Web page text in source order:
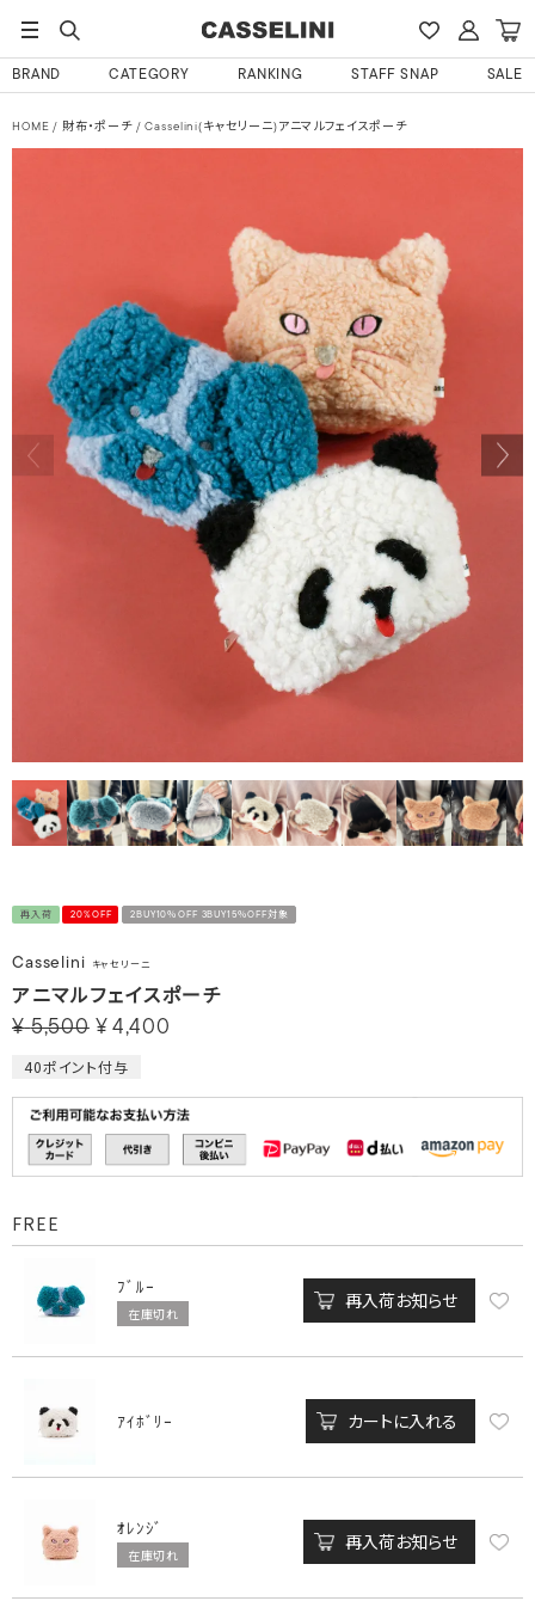
BRAND CATEGORY RANKING STAFF SNAP SALE
HOME 財布・ポーチ Casselini(キャセリーニ)アニマルフェイスポーチ
再入荷 20%OFF 2BUY10％OFF 3BUY15％OFF対象
Casselini キャセリーニ
アニマルフェイスポーチ
¥ 5,500 ¥ 4,400
40ポイント付与
FREE
ﾌﾞﾙｰ
在庫切れ
再入荷お知らせ
ｱｲﾎﾞﾘｰ カートに入れる
ｵﾚﾝｼﾞ
在庫切れ
再入荷お知らせ